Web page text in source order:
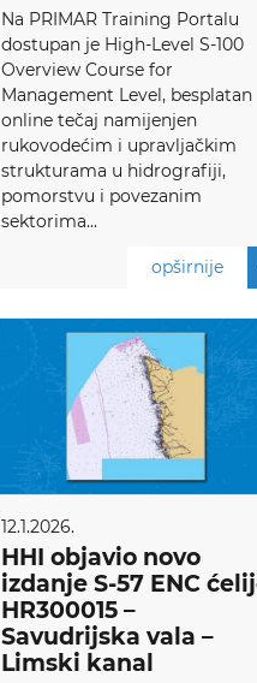
Na PRIMAR Training Portalu
dostupan je High-Level S-100
Overview Course for
Management Level, besplatan
online tečaj namijenjen
rukovodećim i upravljačkim
strukturama u hidrografiji,
pomorstvu i povezanim
sektorima...
opširnije
12.1.2026.
HHI objavio novo
izdanje S-57 ENC
HR300015 –
Savudrijska vala –
Limski kanal